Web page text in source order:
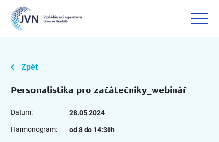
Zpět
Personalistika pro začátečníky_webinář
Datum: 28.05.2024
Harmonogram: od 8 do 14:30h